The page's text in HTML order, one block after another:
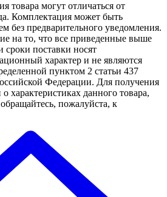
товара могут отличаться от
Комплектация может быть
без предварительного уведомления.
на то, что все приведенные выше
сроки поставки носят
характер и не являются
пунктом 2 статьи 437
Федерации. Для получения
характеристиках данного товара,
пожалуйста, к